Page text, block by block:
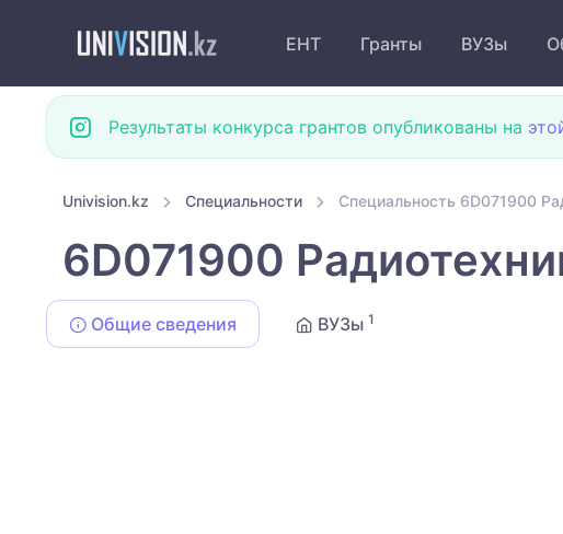
ЕНТ Гранты ВУЗы
Результаты конкурса грантов опубликованы на
Univision.kz Специальности Специальность 6D071900
6D071900
Общие сведения ВУЗы 1